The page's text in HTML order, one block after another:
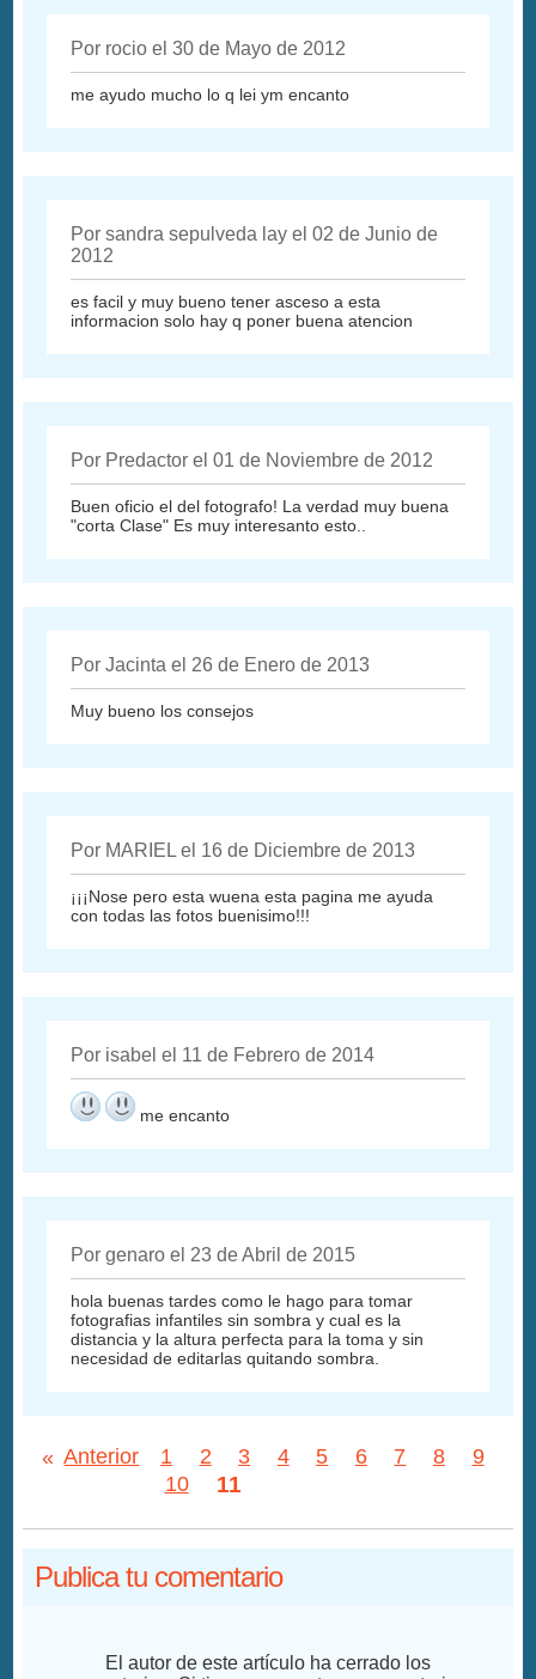
Por rocio el 30 de Mayo de 2012
me ayudo mucho lo q lei ym encanto
Por sandra sepulveda lay el 02 de Junio de
2012
es facil y muy bueno tener asceso a esta
informacion solo hay q poner buena atencion
Por Predactor el 01 de Noviembre de 2012
Buen oficio el del fotografo! La verdad muy buena
"corta Clase" Es muy interesanto esto..
Por Jacinta el 26 de Enero de 2013
Muy bueno los consejos
Por MARIEL el 16 de Diciembre de 2013
¡¡¡Nose pero esta wuena esta pagina me ayuda
con todas las fotos buenisimo!!!
Por isabel el 11 de Febrero de 2014
me encanto
Por genaro el 23 de Abril de 2015
hola buenas tardes como le hago para tomar
fotografias infantiles sin sombra y cual es la
distancia y la altura perfecta para la toma y sin
necesidad de editarlas quitando sombra.
« Anterior 1 2 3 4 5 6 7 8
9
10
11
Publica tu comentario
El autor de este artículo ha cerrado los